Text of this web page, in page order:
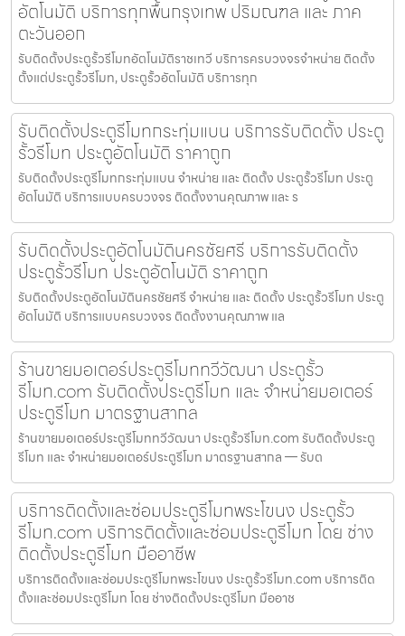
อัตโนมัติ บริการทุกพื้นกรุงเทพ ปริมณฑล และ ภาค
ตะวันออก
รับติดตั้งประตูรั้วรีโมทอัตโนมัติราชเทวี บริการครบวงจรจำหน่าย ติดตั้ง
ตั้งแต่ประตูรั้วรีโมท, ประตูรั้วอัตโนมัติ บริการทุก
รับติดตั้งประตูรีโมทกระทุ่มแบน บริการรับติดตั้ง ประตู
รั้วรีโมท ประตูอัตโนมัติ ราคาถูก
รับติดตั้งประตูรีโมทกระทุ่มแบน จำหน่าย และ ติดตั้ง ประตูรั้วรีโมท ประตู
อัตโนมัติ บริการแบบครบวงจร ติดตั้งงานคุณภาพ และ ร
รับติดตั้งประตูอัตโนมัตินครชัยศรี บริการรับติดตั้ง
ประตูรั้วรีโมท ประตูอัตโนมัติ ราคาถูก
รับติดตั้งประตูอัตโนมัตินครชัยศรี จำหน่าย และ ติดตั้ง ประตูรั้วรีโมท ประตู
อัตโนมัติ บริการแบบครบวงจร ติดตั้งงานคุณภาพ แล
ร้านขายมอเตอร์ประตูรีโมททวีวัฒนา ประตูรั้ว
รีโมท.com รับติดตั้งประตูรีโมท และ จำหน่ายมอเตอร์
ประตูรีโมท มาตรฐานสากล
ร้านขายมอเตอร์ประตูรีโมททวีวัฒนา ประตูรั้วรีโมท.com รับติดตั้งประตู
รีโมท และ จำหน่ายมอเตอร์ประตูรีโมท มาตรฐานสากล — รับต
บริการติดตั้งและซ่อมประตูรีโมทพระโขนง ประตูรั้ว
รีโมท.com บริการติดตั้งและซ่อมประตูรีโมท โดย ช่าง
ติดตั้งประตูรีโมท มืออาชีพ
บริการติดตั้งและซ่อมประตูรีโมทพระโขนง ประตูรั้วรีโมท.com บริการติด
ตั้งและซ่อมประตูรีโมท โดย ช่างติดตั้งประตูรีโมท มืออาช